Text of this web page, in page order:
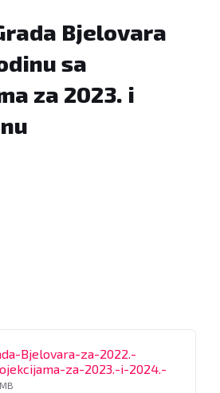
Bjelovara
sa
za 2023. i
Bjelovara-za-2022.-
za-2023.-i-2024.-